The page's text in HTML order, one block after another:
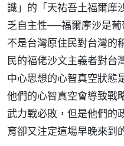
識」的「天祐吾土福爾摩
乏自主性──福爾摩沙是
不是台灣原住民對台灣的
民的福佬沙文主義者對台
中心思想的心智真空狀態
他們的心智真空會導致戰
武力戰必敗，但是他們的
育卻又注定這場早晚來到